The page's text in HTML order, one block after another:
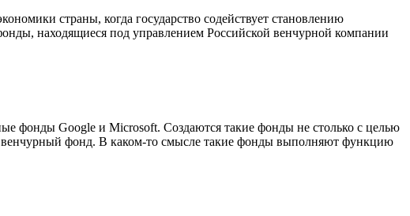
страны, когда государство содействует становлению
находящиеся под управлением Российской венчурной компании
фонды Google и Microsoft. Создаются такие фонды не столько с целью
венчурный фонд. В каком-то смысле такие фонды выполняют функцию